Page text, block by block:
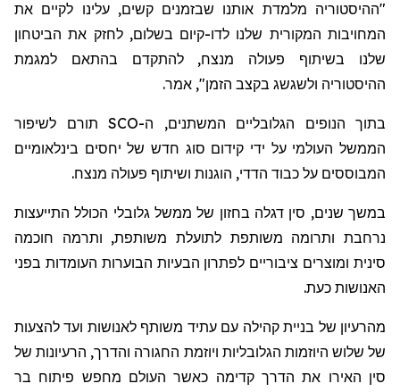
"ההיסטוריה מלמדת אותנו שבזמנים קשים, עלינו לקיים את
המחויבות המקורית שלנו לדו-קיום בשלום, לחזק את הביטחון
שלנו בשיתוף פעולה מנצח, להתקדם בהתאם למגמת
ההיסטוריה ולשגשג בקצב הזמן", אמר.
בתוך הנופים הגלובליים המשתנים, ה-SCO תורם לשיפור
הממשל העולמי על ידי קידום סוג חדש של יחסים בינלאומיים
המבוססים על כבוד הדדי, הוגנות ושיתוף פעולה מנצח.
במשך שנים, סין דגלה בחזון של ממשל גלובלי הכולל התייעצות
נרחבת ותרומה משותפת לתועלת משותפת, ותרמה חוכמה
סינית ומוצרים ציבוריים לפתרון הבעיות הבוערות העומדות בפני
האנושות כעת.
מהרעיון של בניית קהילה עם עתיד משותף לאנושות ועד להצעות
של שלוש היוזמות הגלובליות ויוזמת החגורה והדרך, הרעיונות של
סין האירו את הדרך קדימה כאשר העולם מחפש פיתוח בר